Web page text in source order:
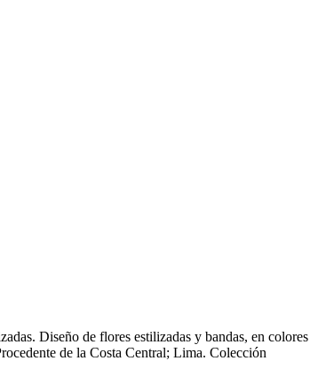
Diseño de flores estilizadas y bandas, en colores
de la Costa Central; Lima. Colección